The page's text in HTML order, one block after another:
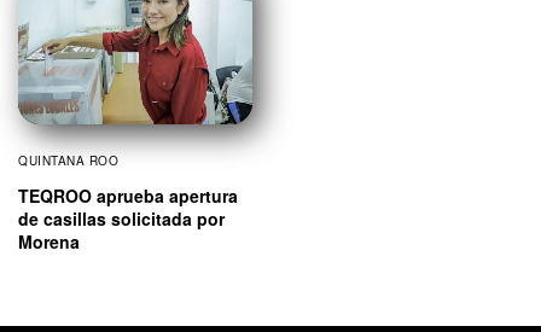
QUINTANA ROO
TEQROO aprueba apertura
de casillas solicitada por
Morena